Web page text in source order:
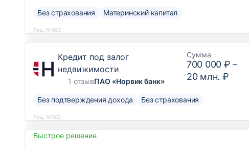
Без страхования Материнский капитал
Лиц. №963
Кредит под залог
недвижимости
1 отзывПАО «Норвик банк»
Сумма
700 000 ₽ –
20 млн. ₽
Без подтверждения дохода Без страхования
Лиц. №902
Быстрое решение